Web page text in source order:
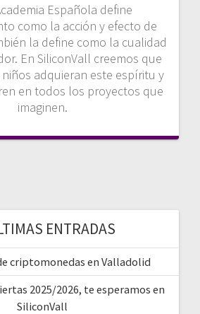
Española define
como la acción y efecto de
la define como la cualidad
En SiliconVall creemos que
adquieran este espíritu y
en todos los proyectos que
imaginen.
ENTRADAS
criptomonedas en Valladolid
2025/2026, te esperamos en
SiliconVall